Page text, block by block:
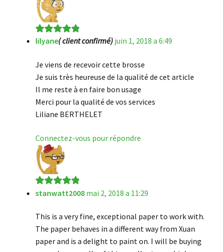
Note5sur 5
lilyane( client confirmé) juin 1, 2018 a 6:49
Je viens de recevoir cette brosse
Je suis très heureuse de la qualité de cet article
Il me reste à en faire bon usage
Merci pour la qualité de vos services
Liliane BERTHELET
Connectez-vous pour répondre
Note5sur 5
stanwatt2008 mai 2, 2018 a 11:29
This is a very fine, exceptional paper to work with.
The paper behaves in a different way from Xuan
paper and is a delight to paint on. I will be buying